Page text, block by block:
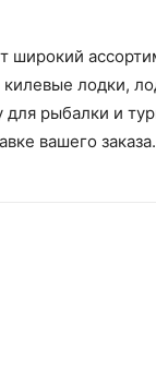
широкий
лодки,
рыбалки и
вашего заказа.